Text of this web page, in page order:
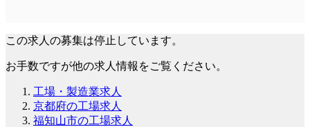
この求人の募集は停止しています。
お手数ですが他の求人情報をご覧ください。
工場・製造業求人
京都府の工場求人
福知山市の工場求人